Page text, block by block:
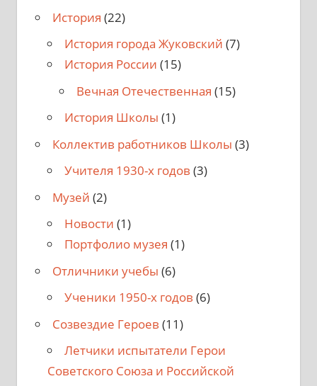
История (22)
История города Жуковский (7)
История России (15)
Вечная Отечественная (15)
История Школы (1)
Коллектив работников Школы (3)
Учителя 1930-х годов (3)
Музей (2)
Новости (1)
Портфолио музея (1)
Отличники учебы (6)
Ученики 1950-х годов (6)
Созвездие Героев (11)
Летчики испытатели Герои
Советского Союза и Российской